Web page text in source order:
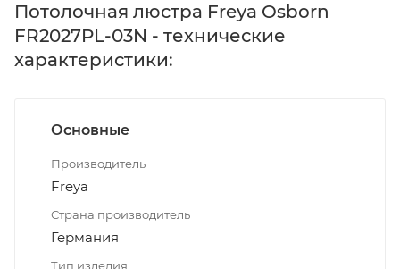
Потолочная люстра Freya Osborn
FR2027PL-03N - технические
характеристики:
Основные
Производитель
Freya
Страна производитель
Германия
Тип изделия